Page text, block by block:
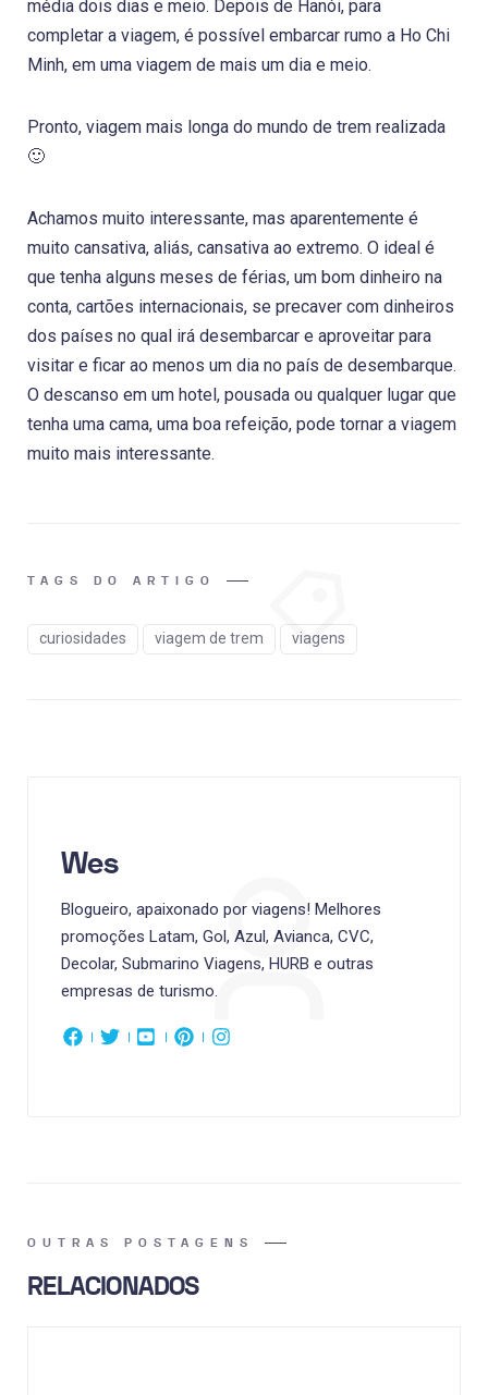
média dois dias e meio. Depois de Hanói, para
completar a viagem, é possível embarcar rumo a Ho Chi
Minh, em uma viagem de mais um dia e meio.
Pronto, viagem mais longa do mundo de trem realizada
🙂
Achamos muito interessante, mas aparentemente é
muito cansativa, aliás, cansativa ao extremo. O ideal é
que tenha alguns meses de férias, um bom dinheiro na
conta, cartões internacionais, se precaver com dinheiros
dos países no qual irá desembarcar e aproveitar para
visitar e ficar ao menos um dia no país de desembarque.
O descanso em um hotel, pousada ou qualquer lugar que
tenha uma cama, uma boa refeição, pode tornar a viagem
muito mais interessante.
TAGS DO ARTIGO
curiosidades viagem de trem viagens
Wes
Blogueiro, apaixonado por viagens! Melhores
promoções Latam, Gol, Azul, Avianca, CVC,
Decolar, Submarino Viagens, HURB e outras
empresas de turismo.
OUTRAS POSTAGENS
RELACIONADOS